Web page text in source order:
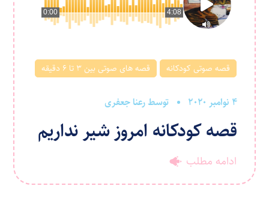
0:00 4:08
قصه صوتی کودکانه قصه های صوتی بین ۳ تا ۶ دقیقه
4 نوامبر 2020 توسطرعنا جعفری
قصه کودکانه امروز شیر نداریم
ادامه مطلب